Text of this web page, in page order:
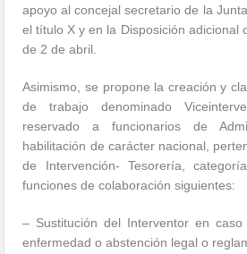
apoyo al concejal secretario de la
el título X y en la Disposición adicional
de 2 de abril.
Asimismo, se propone la creación y
de trabajo denominado
reservado a funcionarios de
habilitación de carácter nacional,
de Intervención- Tesorería,
funciones de colaboración siguientes:
– Sustitución del Interventor en caso
enfermedad o abstención legal o